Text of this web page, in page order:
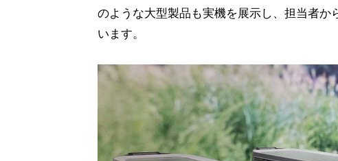
のような大型製品も実機を展示し、担当者
います。